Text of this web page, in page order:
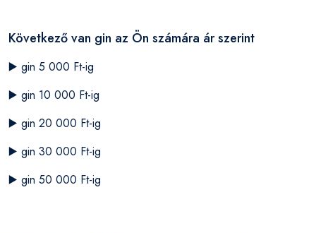
Következő van gin az Ön számára ár szerint
▶️ gin 5 000 Ft-ig
▶️ gin 10 000 Ft-ig
▶️ gin 20 000 Ft-ig
▶️ gin 30 000 Ft-ig
▶️ gin 50 000 Ft-ig